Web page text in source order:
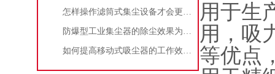
怎样操作滤筒式集尘设备才会更安全
防爆型工业集尘器的除尘效果为何不佳？
如何提高移动式吸尘器的工作效率？
用于生
用，吸
等优点